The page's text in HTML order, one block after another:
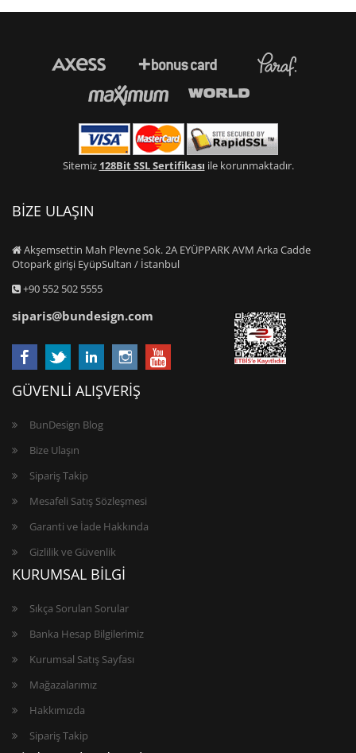
Sitemiz 128Bit SSL Sertifikası ile korunmaktadır.
BİZE ULAŞIN
Akşemsettin Mah Plevne Sok. 2A EYÜPPARK AVM Arka Cadde
Otopark girişi EyüpSultan / İstanbul
+90 552 502 5555
siparis@bundesign.com
GÜVENLİ ALIŞVERİŞ
BunDesign Blog
Bize Ulaşın
Sipariş Takip
Mesafeli Satış Sözleşmesi
Garanti ve İade Hakkında
Gizlilik ve Güvenlik
KURUMSAL BİLGİ
Sıkça Sorulan Sorular
Banka Hesap Bilgilerimiz
Kurumsal Satış Sayfası
Mağazalarımız
Hakkımızda
Sipariş Takip